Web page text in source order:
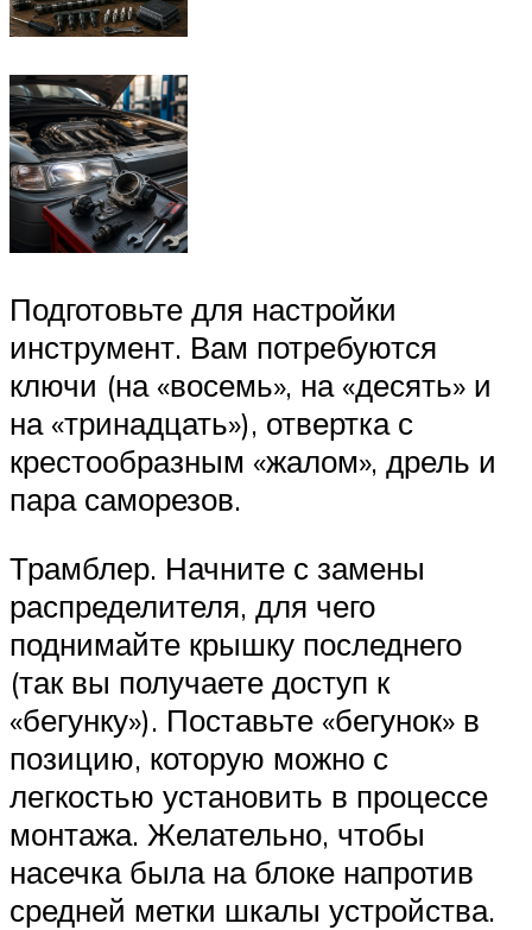
Подготовьте для настройки
инструмент. Вам потребуются
ключи (на «восемь», на «десять» и
на «тринадцать»), отвертка с
крестообразным «жалом», дрель и
пара саморезов.
Трамблер. Начните с замены
распределителя, для чего
поднимайте крышку последнего
(так вы получаете доступ к
«бегунку»). Поставьте «бегунок» в
позицию, которую можно с
легкостью установить в процессе
монтажа. Желательно, чтобы
насечка была на блоке напротив
средней метки шкалы устройства.